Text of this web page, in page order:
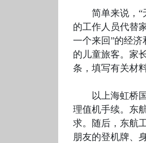
简单来说，
的工作人员代替
一个来回”的经
的儿童旅客。家
条，填写有关材
以上海虹桥
理值机手续。东
求。随后，东航
朋友的登机牌、